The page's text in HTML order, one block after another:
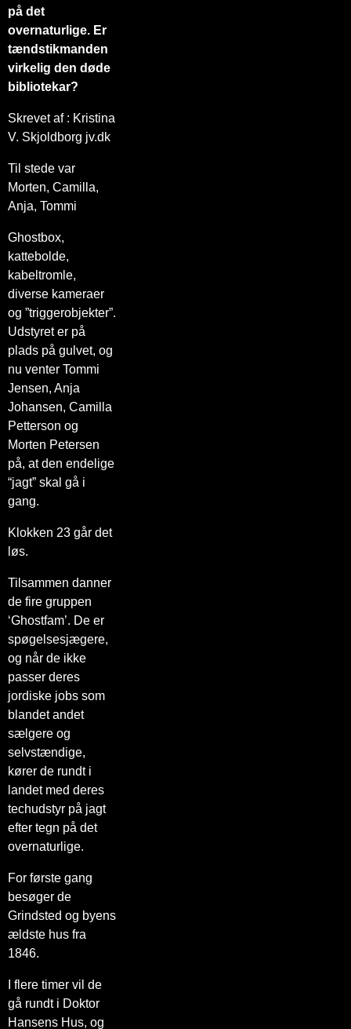
på det
overnaturlige. Er
tændstikmanden
virkelig den døde
bibliotekar?
Skrevet af : Kristina
V. Skjoldborg jv.dk
Til stede var
Morten, Camilla,
Anja, Tommi
Ghostbox,
kattebolde,
kabeltromle,
diverse kameraer
og ”triggerobjekter”.
Udstyret er på
plads på gulvet, og
nu venter Tommi
Jensen, Anja
Johansen, Camilla
Petterson og
Morten Petersen
på, at den endelige
“jagt” skal gå i
gang.
Klokken 23 går det
løs.
Tilsammen danner
de fire gruppen
‘Ghostfam’. De er
spøgelsesjægere,
og når de ikke
passer deres
jordiske jobs som
blandet andet
sælgere og
selvstændige,
kører de rundt i
landet med deres
techudstyr på jagt
efter tegn på det
overnaturlige.
For første gang
besøger de
Grindsted og byens
ældste hus fra
1846.
I flere timer vil de
gå rundt i Doktor
Hansens Hus, og